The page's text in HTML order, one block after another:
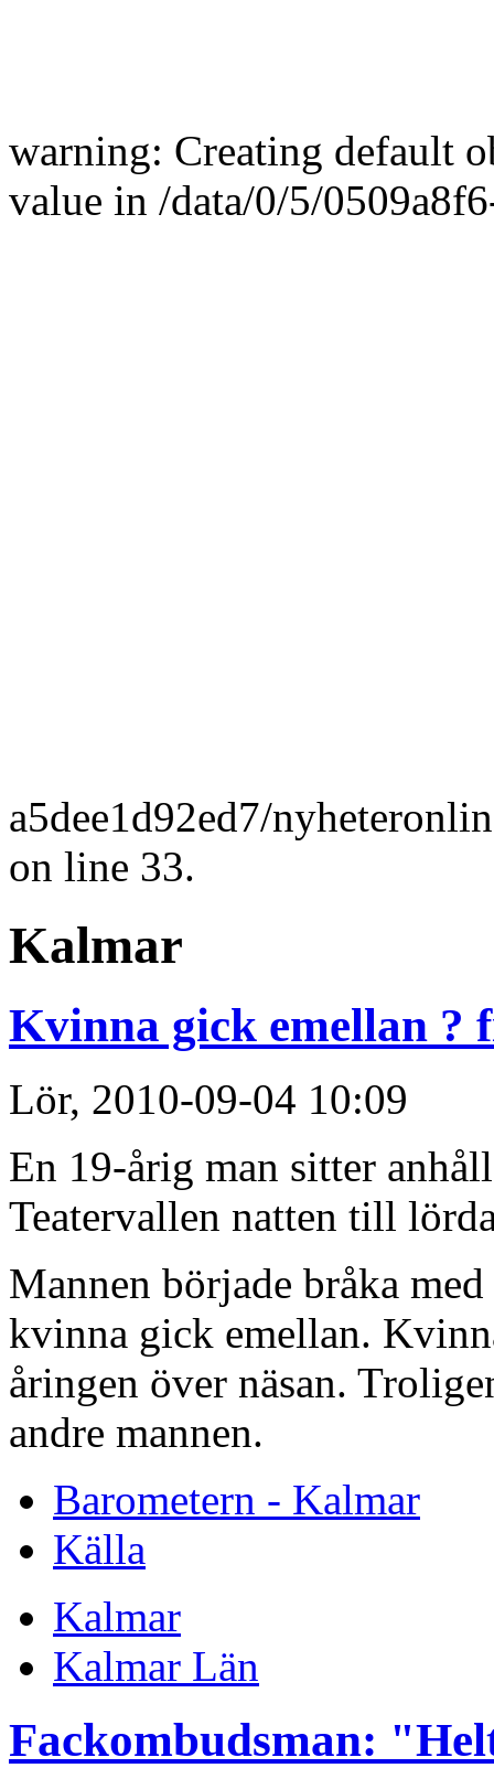
warning: Creating default
value in /data/0/5/
a5dee1d92ed7/
on line 33.
Kalmar
Kvinna gick emellan ?
Lör, 2010-09-04 10:09
En 19-årig man sitter
Teatervallen natten till
Mannen började bråka
kvinna gick emellan.
åringen över näsan.
andre mannen.
Barometern - Kalmar
Källa
Kalmar
Kalmar Län
Fackombudsman: